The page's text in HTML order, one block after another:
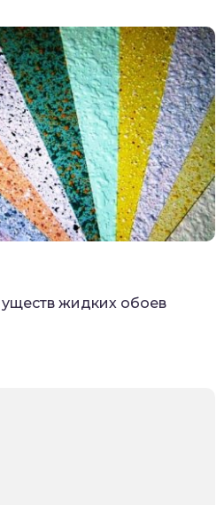
жидких обоев